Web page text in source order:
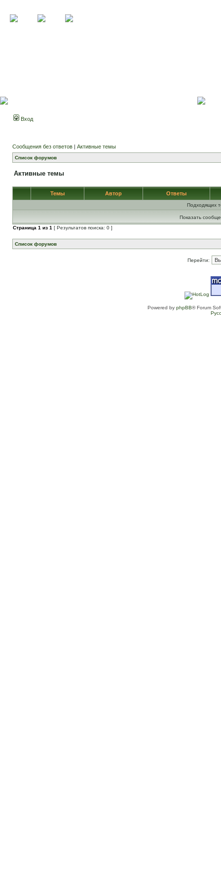
Вход
Сообщения без ответов | Активные темы
Список форумов
Активные темы
Темы Автор Ответы
Подходящих
Показать
Страница 1 из 1 [ Результатов поиска: 0 ]
Список форумов
Перейти:
Powered by phpBB® Forum